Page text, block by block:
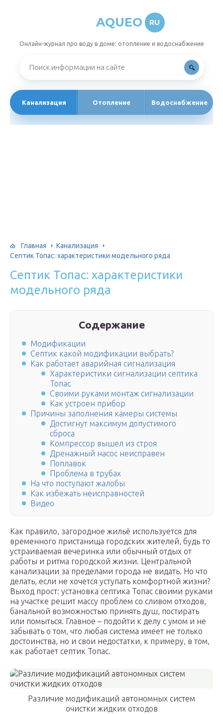
AQUEO RU
Онлайн-журнал про воду в доме: отопление и водоснабжение
Канализация Отопление Водоснабжение
Главная
Канализация
Септик Топас: характеристики модельного ряда
Септик Топас: характеристики
модельного ряда
Содержание
Модификации
Септик какой модификации выбрать?
Как работает аварийная сигнализация
Характеристики сигнализации септика
Топас
Своими руками монтаж сигнализации
Как устроен прибор
Причины заполнения камеры системы
Достигнут максимум допустимого
сброса
Компрессор вышел из строя
Дренажный насос неисправен
Поплавок
Проблема в трубах
На что поступают жалобы
Как избежать неисправностей
Видео
Как правило, загородное жильё используется для
временного пристанища городских жителей, будь то
устраиваемая вечеринка или обычный отдых от
работы и ритма городской жизни. Центральной
канализации за пределами города не видать. Но что
делать, если не хочется уступать комфортной жизни?
Выход прост: установка септика Топас своими руками
на участке решит массу проблем со сливом отходов,
банальной возможностью принять душ, постирать
или помыться. Главное – подойти к делу с умом и не
забывать о том, что любая система имеет не только
достоинства, но и свои недостатки, к примеру, в том,
как работает септик Топас.
Различие модификаций автономных систем
очистки жидких отходов